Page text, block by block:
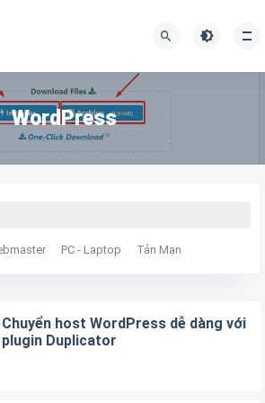
WordPress
PC - Laptop Tản Mạn
Chuyển host WordPress dễ dàng với
plugin Duplicator